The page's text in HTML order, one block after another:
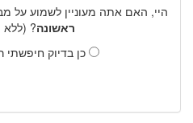
היי, האם אתה מעוניין לשמוע על
ראשונה? (ללא
כן בדיוק חיפשתי